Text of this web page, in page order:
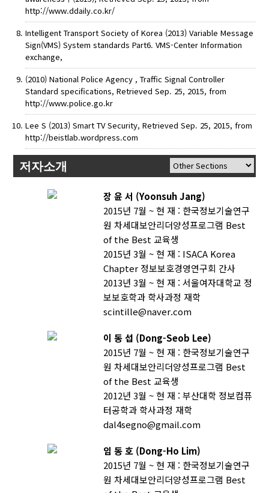
http://www.ddaily.co.kr/
Intelligent Transport Society of Korea (2013) Variable Message
Sign(VMS) System standards Part6. VMS-Center Information
exchange,
(2010) National Police Agency , Traffic Signal Controller
Standard specifications, Retrieved Sep. 25, 2015, from
http://www.police.go.kr
Lee S (2013) Smart TV Security, Retrieved Sep. 25, 2015, from
http://beistlab.wordpress.com
저자소개
장 윤 서 (Yoonsuh Jang)
2015년 7월 ~ 현 재 : 한국정보기술연구
원 차세대보안리더양성프로그램 Best
of the Best 교육생
2015년 3월 ~ 현 재 : ISACA Korea
Chapter 정보보호경영연구회 간사
2013년 3월 ~ 현 재 : 서울여자대학교 정
보보호학과 학사과정 재학
scintille@naver.com
이 동 섭 (Dong-Seob Lee)
2015년 7월 ~ 현 재 : 한국정보기술연구
원 차세대보안리더양성프로그램 Best
of the Best 교육생
2012년 3월 ~ 현 재 : 부산대학 정보컴퓨
터공학과 학사과정 재학
dal4segno@gmail.com
임 동 호 (Dong-Ho Lim)
2015년 7월 ~ 현 재 : 한국정보기술연구
원 차세대보안리더양성프로그램 Best